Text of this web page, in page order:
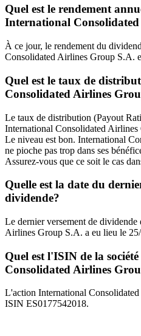
Quel est le rendement
International
À ce jour, le rendement du
Consolidated Airlines Group S.A.
Quel est le taux de
Consolidated Airlines
Le taux de distribution (Payout
International Consolidated
Le niveau est bon. International
ne pioche pas trop dans ses
Assurez-vous que ce soit le cas
Quelle est la date du
dividende?
Le dernier versement de
Airlines Group S.A. a eu lieu le
Quel est l'ISIN de la
Consolidated Airlines
L'action International
ISIN ES0177542018.